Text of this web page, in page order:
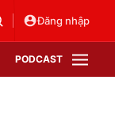
Đăng nhập
PODCAST